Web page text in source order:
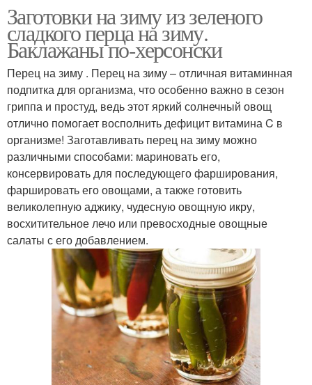
масле
Перец для фаршировки
Перец в томатном соке
Салат из зеленого
перца
Болгарские перцы
Консервированный
перец
Сладкий перец
фаршированном перце
Перец с мясом Фаршированный рис
Заготовки на зиму из зеленого
сладкого перца на зиму.
Баклажаны по-херсонски
Перец на зиму . Перец на зиму – отличная витаминная
подпитка для организма, что особенно важно в сезон
гриппа и простуд, ведь этот яркий солнечный овощ
отлично помогает восполнить дефицит витамина C в
организме! Заготавливать перец на зиму можно
различными способами: мариновать его,
консервировать для последующего фарширования,
фаршировать его овощами, а также готовить
великолепную аджику, чудесную овощную икру,
восхитительное лечо или превосходные овощные
салаты с его добавлением.